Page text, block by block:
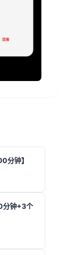
分钟】
分钟+3个